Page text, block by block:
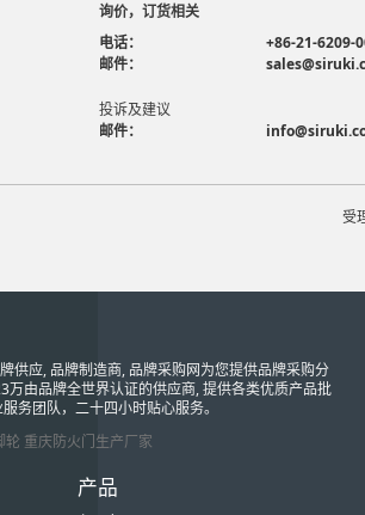
询价，订货相关
电话：
+86-21-6209-
邮件：
投诉及建议
邮件：
受
供应, 品牌制造商, 品牌采购网为您提供品牌采购分
万由品牌全世界认证的供应商, 提供各类优质产品批
务团队，二十四小时贴心服务。
轮 重庆防火门生产厂家
产品